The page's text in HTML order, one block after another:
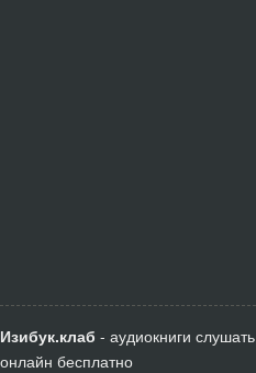
Изибук.клаб - аудиокниги слушать
онлайн бесплатно